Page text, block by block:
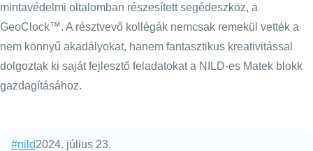
mintavédelmi oltalomban részesített segédeszköz, a
GeoClock™. A résztvevő kollégák nemcsak remekül vették a
nem könnyű akadályokat, hanem fantasztikus kreativitással
dolgoztak ki saját fejlesztő feladatokat a NILD-es Matek blokk
gazdagításához.
Categories:
#nildPublished:
2024. július 23.